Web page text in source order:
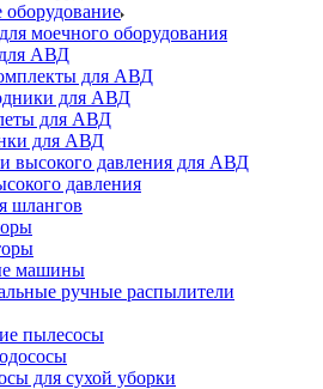
моечного оборудования
АВД
для АВД
для АВД
для АВД
для АВД
высокого давления для АВД
давления
шлангов
машины
ручные распылители
пылесосы
для сухой уборки